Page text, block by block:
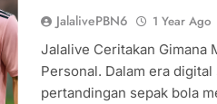
JalalivePBN6 1 Year Ago
Jalalive Ceritakan Gimana
Personal. Dalam era
pertandingan sepak bola